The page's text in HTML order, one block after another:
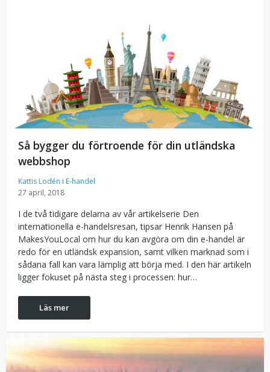
Så bygger du förtroende för din utländska
webbshop
Kattis Lodén i E-handel
27 april, 2018
I de två tidigare delarna av vår artikelserie Den
internationella e-handelsresan, tipsar Henrik Hansen på
MakesYouLocal om hur du kan avgöra om din e-handel är
redo för en utländsk expansion, samt vilken marknad som i
sådana fall kan vara lämplig att börja med. I den här artikeln
ligger fokuset på nästa steg i processen: hur…
Läs mer